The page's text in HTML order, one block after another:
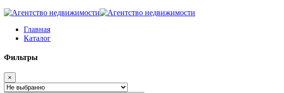
Главная
Каталог
Фильтры
×